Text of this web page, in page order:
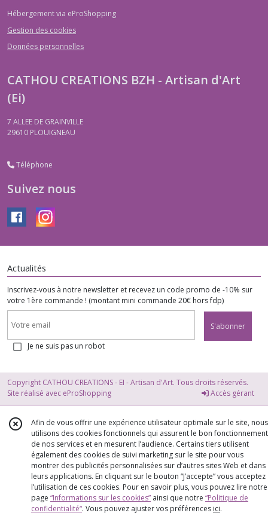
Hébergement via eProShopping
Gestion des cookies
Données personnelles
CATHOU CREATIONS BZH - Artisan d'Art
(Ei)
7 ALLEE DE GRAINVILLE
29610 PLOUIGNEAU
Téléphone
Suivez nous
Actualités
Inscrivez-vous à notre newsletter et recevez un code promo de -10% sur
votre 1ère commande ! (montant mini commande 20€ hors fdp)
S'abonner
Je ne suis pas un robot
Copyright CATHOU CREATIONS - EI - Artisan d'Art. Tous droits réservés.
Site réalisé avec eProShopping Accès gérant
Afin de vous offrir une expérience utilisateur optimale sur le site, nous
utilisons des cookies fonctionnels qui assurent le bon fonctionnement
de nos services et en mesurent l’audience. Certains tiers utilisent
également des cookies de suivi marketing sur le site pour vous
montrer des publicités personnalisées sur d’autres sites Web et dans
leurs applications. En cliquant sur le bouton “J’accepte” vous acceptez
l’utilisation de ces cookies. Pour en savoir plus, vous pouvez lire notre
page “Informations sur les cookies” ainsi que notre “Politique de
confidentialité“. Vous pouvez ajuster vos préférences ici.